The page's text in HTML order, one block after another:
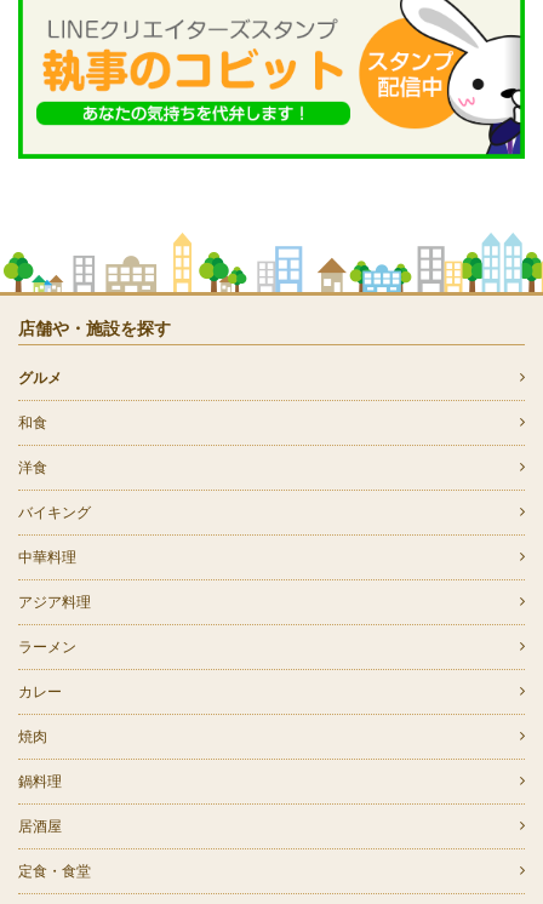
店舗や・施設を探す
グルメ
和食
洋食
バイキング
中華料理
アジア料理
ラーメン
カレー
焼肉
鍋料理
居酒屋
定食・食堂